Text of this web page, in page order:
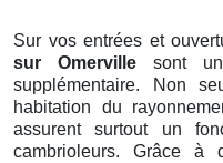
Sur vos entrées et
sur Omerville sont
supplémentaire. Non
habitation du
assurent surtout un
cambrioleurs. Grâce à